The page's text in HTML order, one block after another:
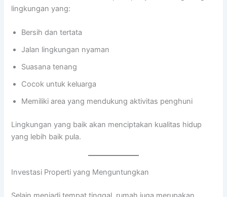
lingkungan yang:
Bersih dan tertata
Jalan lingkungan nyaman
Suasana tenang
Cocok untuk keluarga
Memiliki area yang mendukung aktivitas penghuni
Lingkungan yang baik akan menciptakan kualitas hidup
yang lebih baik pula.
Investasi Properti yang Menguntungkan